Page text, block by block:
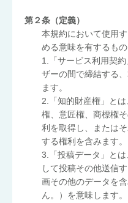
第２条（定義）
本規約において使用
める意味を有するもの
1.「サービス利用契
ザーの間で締結する
ます。
2.「知的財産権」と
権、意匠権、商標権
利を取得し、または
する権利を含みます。
3.「投稿データ」と
して投稿その他送信
画その他のデータを
ん。）を意味します。